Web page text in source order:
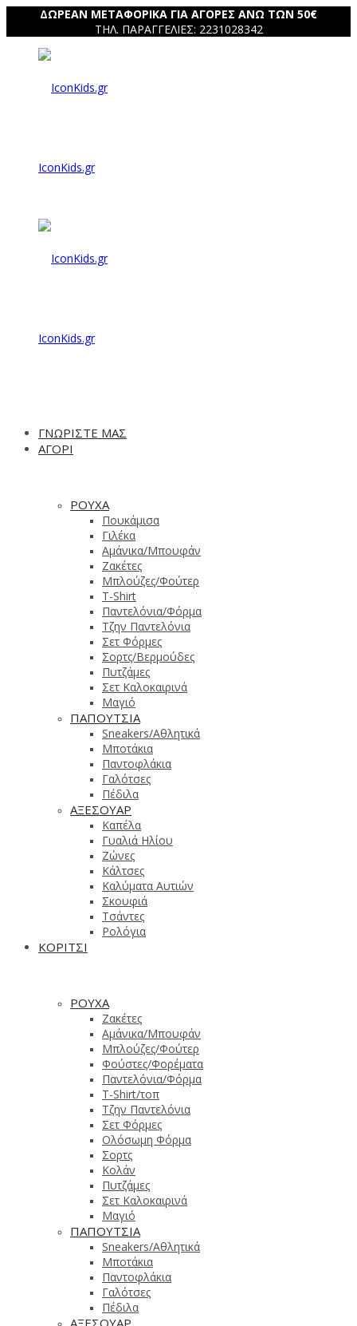
ΔΩΡΕΑΝ ΜΕΤΑΦΟΡΙΚΑ ΓΙΑ ΑΓΟΡΕΣ ΑΝΩ ΤΩΝ 50€
ΤΗΛ. ΠΑΡΑΓΓΕΛΙΕΣ: 2231028342
IconKids.gr
IconKids.gr
ΓΝΩΡΙΣΤΕ ΜΑΣ
ΑΓΟΡΙ
ΡΟΥΧΑ
Πουκάμισα
Γιλέκα
Αμάνικα/Μπουφάν
Ζακέτες
Μπλούζες/Φούτερ
T-Shirt
Παντελόνια/Φόρμα
Τζην Παντελόνια
Σετ Φόρμες
Σορτς/Βερμούδες
Πυτζάμες
Σετ Καλοκαιρινά
Μαγιό
ΠΑΠΟΥΤΣΙΑ
Sneakers/Aθλητικά
Μποτάκια
Παντοφλάκια
Γαλότσες
Πέδιλα
ΑΞΕΣΟΥΑΡ
Καπέλα
Γυαλιά Ηλίου
Ζώνες
Κάλτσες
Καλύματα Αυτιών
Σκουφιά
Τσάντες
Ρολόγια
ΚΟΡΙΤΣΙ
ΡΟΥΧΑ
Ζακέτες
Αμάνικα/Μπουφάν
Μπλούζες/Φούτερ
Φούστες/Φορέματα
Παντελόνια/Φόρμα
T-Shirt/τοπ
Τζην Παντελόνια
Σετ Φόρμες
Ολόσωμη Φόρμα
Σορτς
Κολάν
Πυτζάμες
Σετ Καλοκαιρινά
Μαγιό
ΠΑΠΟΥΤΣΙΑ
Sneakers/Αθλητικά
Μποτάκια
Παντοφλάκια
Γαλότσες
Πέδιλα
ΑΞΕΣΟΥΑΡ